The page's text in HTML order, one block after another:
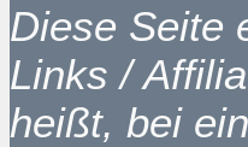
Diese Seite
Links /
heißt, bei